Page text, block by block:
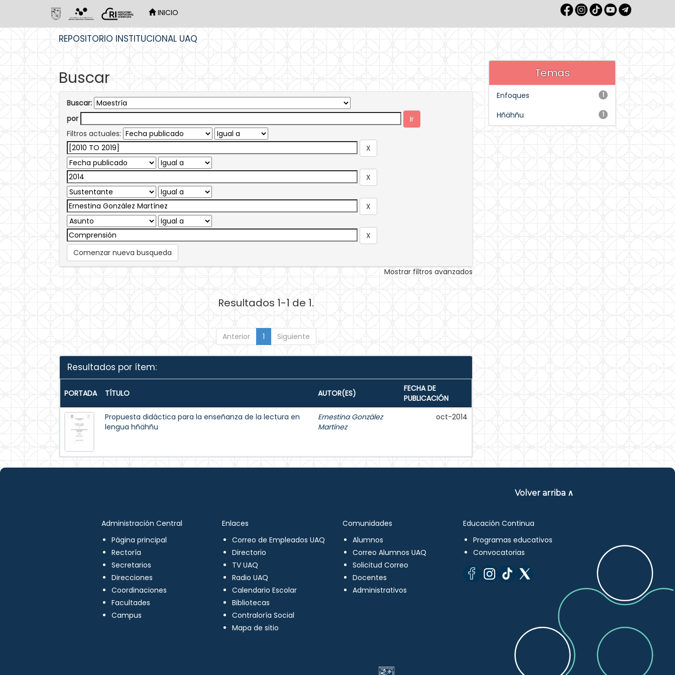
INICIO
REPOSITORIO INSTITUCIONAL UAQ
Buscar
Buscar:
por
Filtros actuales:
Comenzar nueva busqueda
Mostrar filtros avanzados
Resultados 1-1 de 1.
Anterior 1 Siguiente
Resultados por ítem:
PORTADA TÍTULO AUTOR(ES)
FECHA DE
PUBLICACIÓN
Propuesta didáctica para la enseñanza de la lectura en
lengua hñähñu
Ernestina González
Martínez
oct-2014
Temas
1
Enfoques
1
Hñähñu
Volver arriba ∧
Administración Central
Página principal
Rectoría
Secretarios
Direcciones
Coordinaciones
Facultades
Campus
Enlaces
Correo de Empleados UAQ
Directorio
TV UAQ
Radio UAQ
Calendario Escolar
Bibliotecas
Contraloría Social
Mapa de sitio
Comunidades
Alumnos
Correo Alumnos UAQ
Solicitud Correo
Docentes
Administrativos
Educación Continua
Programas educativos
Convocatorias